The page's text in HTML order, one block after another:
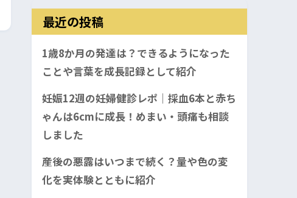
最近の投稿
1歳8か月の発達は？できるようになった
ことや言葉を成長記録として紹介
妊娠12週の妊婦健診レポ｜採血6本と赤ち
ゃんは6cmに成長！めまい・頭痛も相談
しました
産後の悪露はいつまで続く？量や色の変
化を実体験とともに紹介